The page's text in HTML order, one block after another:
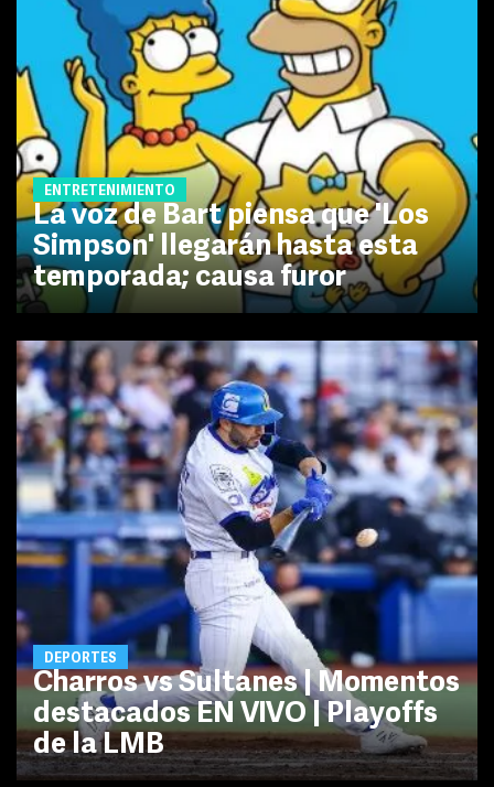
ENTRETENIMIENTO
La voz de Bart piensa que 'Los
Simpson' llegarán hasta esta
temporada; causa furor
DEPORTES
Charros vs Sultanes | Momentos
destacados EN VIVO | Playoffs
de la LMB